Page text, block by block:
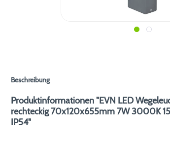
Beschreibung
Produktinformationen "EVN LED
rechteckig 70x120x655mm 7W 3000K
IP54"